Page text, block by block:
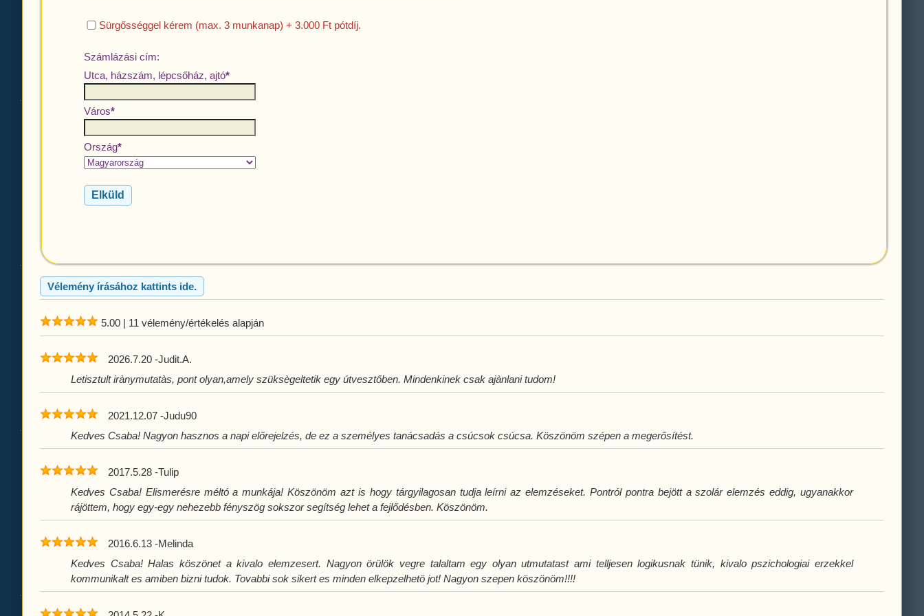
Sürgősséggel kérem (max. 3 munkanap) + 3.000 Ft pótdíj.
Számlázási cím:
Utca, házszám, lépcsőház, ajtó*
Város*
Ország*
Elküld
Vélemény írásához kattints ide.
5.00 | 11 vélemény/értékelés alapján
2026.7.20 -Judit.A.
Letisztult irànymutatàs, pont olyan,amely szüksègeltetik egy útvesztőben. Mindenkinek csak ajànlani tudom!
2021.12.07 -Judu90
Kedves Csaba! Nagyon hasznos a napi előrejelzés, de ez a személyes tanácsadás a csúcsok csúcsa. Köszönöm szépen a megerősítést.
2017.5.28 -Tulip
Kedves Csaba! Elismerésre méltó a munkája! Köszönöm azt is hogy tárgyilagosan tudja leírni az elemzéseket. Pontról pontra bejött a szolár elemzés eddig, ugyanakkor
rájöttem, hogy egy-egy nehezebb fényszög sokszor segítség lehet a fejlődésben. Köszönöm.
2016.6.13 -Melinda
Kedves Csaba! Halas köszönet a kivalo elemzesert. Nagyon örülök vegre talaltam egy olyan utmutatast ami telljesen logikusnak tünik, kivalo pszichologiai erzekkel
kommunikalt es amiben bizni tudok. Tovabbi sok sikert es minden elkepzelhetö jot! Nagyon szepen köszönöm!!!!